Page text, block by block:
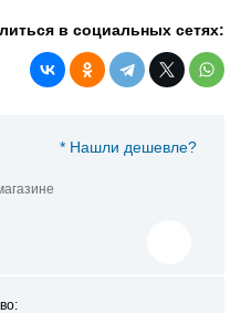
в социальных сетях:
* Нашли дешевле?